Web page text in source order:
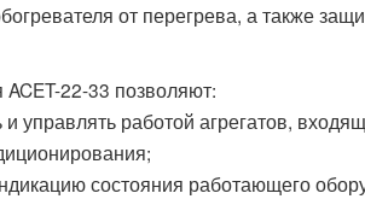
от перегрева, а также
22-33 позволяют:
и управлять работой агрегатов,
состояния работающего